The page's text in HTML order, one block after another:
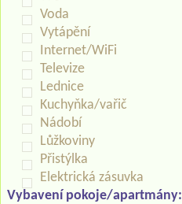
Voda
Vytápění
Internet/WiFi
Televize
Lednice
Kuchyňka/vařič
Nádobí
Lůžkoviny
Přistýlka
Elektrická zásuvka
Vybavení pokoje/apartmány: